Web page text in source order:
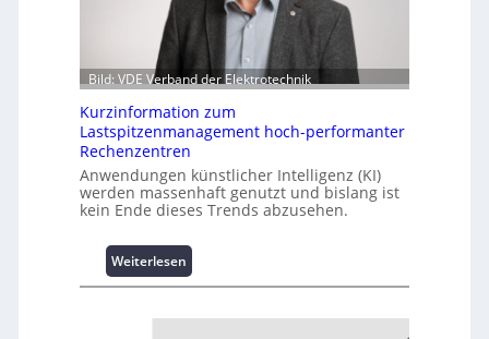
Bild: VDE Verband der Elektrotechnik
Kurzinformation zum
Lastspitzenmanagement hoch-performanter
Rechenzentren
Anwendungen künstlicher Intelligenz (KI)
werden massenhaft genutzt und bislang ist
kein Ende dieses Trends abzusehen.
Weiterlesen
K
r